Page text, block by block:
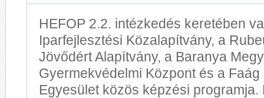
HEFOP 2.2. intézkedés keretében
Iparfejlesztési Közalapítvány, a
Jövődért Alapítvány, a Baranya
Gyermekvédelmi Központ és a Faág
Egyesület közös képzési programja.